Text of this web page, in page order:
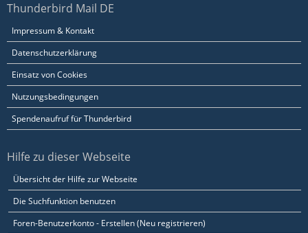
Thunderbird Mail DE
Impressum & Kontakt
Datenschutzerklärung
Einsatz von Cookies
Nutzungsbedingungen
Spendenaufruf für Thunderbird
Hilfe zu dieser Webseite
Übersicht der Hilfe zur Webseite
Die Suchfunktion benutzen
Foren-Benutzerkonto - Erstellen (Neu registrieren)